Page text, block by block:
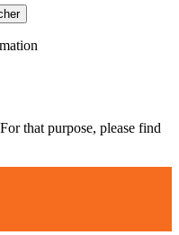
that purpose, please find